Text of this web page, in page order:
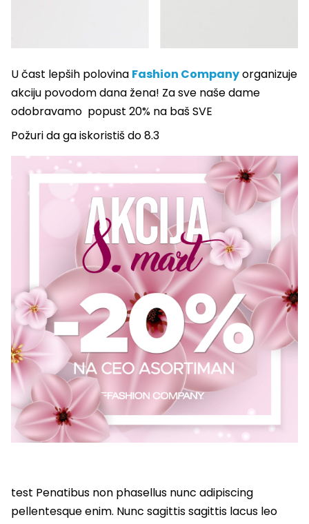
U čast lepših polovina Fashion Companyorganizuje
akciju povodom dana žena! Za sve naše dame
odobravamo popust 20% na baš SVE
Požuri da ga iskoristiš do 8.3
test Penatibus non phasellus nunc adipiscing
pellentesque enim. Nunc sagittis sagittis lacus leo